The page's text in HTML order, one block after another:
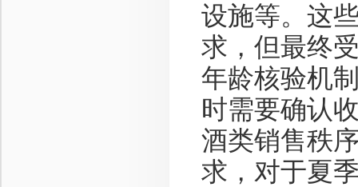
设施等。这
求，但最终
年龄核验机
时需要确认
酒类销售秩
求，对于夏